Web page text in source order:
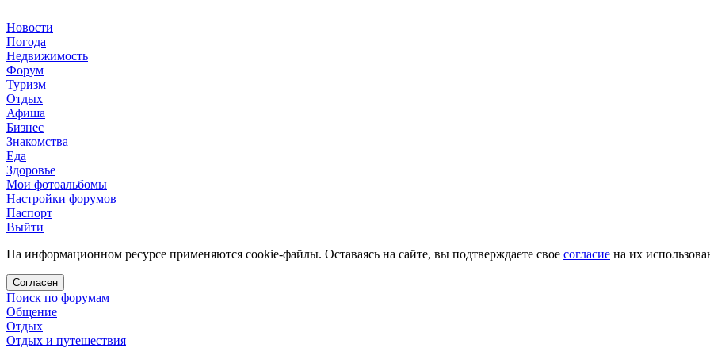
Новости
Погода
Недвижимость
Форум
Туризм
Отдых
Афиша
Бизнес
Знакомства
Еда
Здоровье
Мои фотоальбомы
Настройки форумов
Паспорт
Выйти
На информационном ресурсе применяются cookie-файлы. Оставаясь на сайте, вы подтверждаете свое согласие на их
Согласен
Поиск по форумам
Общение
Отдых
Отдых и путешествия